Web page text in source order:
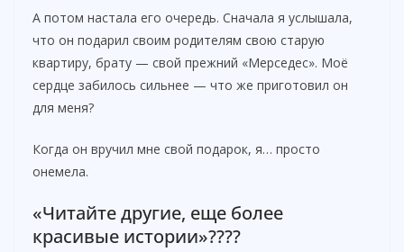
y
V
e
А потом настала его очередь. Сначала я услышала,
что он подарил своим родителям свою старую
квартиру, брату — свой прежний «Мерседес». Моё
сердце забилось сильнее — что же приготовил он
для меня?
Когда он вручил мне свой подарок, я… просто
онемела.
«Читайте другие, еще более
красивые истории»????